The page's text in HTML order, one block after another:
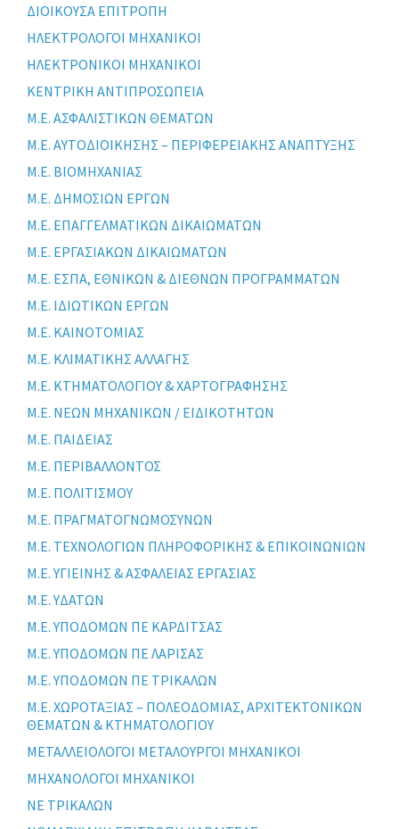
ΔΙΟΙΚΟΥΣΑ ΕΠΙΤΡΟΠΗ
ΗΛΕΚΤΡΟΛΟΓΟΙ ΜΗΧΑΝΙΚΟΙ
ΗΛΕΚΤΡΟΝΙΚΟΙ ΜΗΧΑΝΙΚΟΙ
ΚΕΝΤΡΙΚΗ ΑΝΤΙΠΡΟΣΩΠΕΙΑ
Μ.Ε. ΑΣΦΑΛΙΣΤΙΚΩΝ ΘΕΜΑΤΩΝ
Μ.Ε. ΑΥΤΟΔΙΟΙΚΗΣΗΣ – ΠΕΡΙΦΕΡΕΙΑΚΗΣ ΑΝΑΠΤΥΞΗΣ
Μ.Ε. ΒΙΟΜΗΧΑΝΙΑΣ
Μ.Ε. ΔΗΜΟΣΙΩΝ ΕΡΓΩΝ
Μ.Ε. ΕΠΑΓΓΕΛΜΑΤΙΚΩΝ ΔΙΚΑΙΩΜΑΤΩΝ
Μ.Ε. ΕΡΓΑΣΙΑΚΩΝ ΔΙΚΑΙΩΜΑΤΩΝ
Μ.Ε. ΕΣΠΑ, ΕΘΝΙΚΩΝ & ΔΙΕΘΝΩΝ ΠΡΟΓΡΑΜΜΑΤΩΝ
Μ.Ε. ΙΔΙΩΤΙΚΩΝ ΕΡΓΩΝ
Μ.Ε. ΚΑΙΝΟΤΟΜΙΑΣ
Μ.Ε. ΚΛΙΜΑΤΙΚΗΣ ΑΛΛΑΓΗΣ
Μ.Ε. ΚΤΗΜΑΤΟΛΟΓΙΟΥ & ΧΑΡΤΟΓΡΑΦΗΣΗΣ
Μ.Ε. ΝΕΩΝ ΜΗΧΑΝΙΚΩΝ / ΕΙΔΙΚΟΤΗΤΩΝ
Μ.Ε. ΠΑΙΔΕΙΑΣ
Μ.Ε. ΠΕΡΙΒΑΛΛΟΝΤΟΣ
Μ.Ε. ΠΟΛΙΤΙΣΜΟΥ
Μ.Ε. ΠΡΑΓΜΑΤΟΓΝΩΜΟΣΥΝΩΝ
Μ.Ε. ΤΕΧΝΟΛΟΓΙΩΝ ΠΛΗΡΟΦΟΡΙΚΗΣ & ΕΠΙΚΟΙΝΩΝΙΩΝ
Μ.Ε. ΥΓΙΕΙΝΗΣ & ΑΣΦΑΛΕΙΑΣ ΕΡΓΑΣΙΑΣ
Μ.Ε. ΥΔΑΤΩΝ
Μ.Ε. ΥΠΟΔΟΜΩΝ ΠΕ ΚΑΡΔΙΤΣΑΣ
Μ.Ε. ΥΠΟΔΟΜΩΝ ΠΕ ΛΑΡΙΣΑΣ
Μ.Ε. ΥΠΟΔΟΜΩΝ ΠΕ ΤΡΙΚΑΛΩΝ
Μ.Ε. ΧΩΡΟΤΑΞΙΑΣ – ΠΟΛΕΟΔΟΜΙΑΣ, ΑΡΧΙΤΕΚΤΟΝΙΚΩΝ
ΘΕΜΑΤΩΝ & ΚΤΗΜΑΤΟΛΟΓΙΟΥ
ΜΕΤΑΛΛΕΙΟΛΟΓΟΙ ΜΕΤΑΛΟΥΡΓΟΙ ΜΗΧΑΝΙΚΟΙ
ΜΗΧΑΝΟΛΟΓΟΙ ΜΗΧΑΝΙΚΟΙ
ΝΕ ΤΡΙΚΑΛΩΝ